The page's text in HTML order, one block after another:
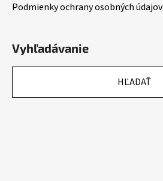
Podmienky ochrany osobných údajov
Vyhľadávanie
HĽADAŤ